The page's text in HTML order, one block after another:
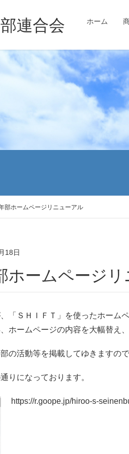
ホーム
部ホームページリニューアル
18日
ホームページ
「ＳＨＩＦＴ」を使ったホーム
ホームページの内容を大幅替え
の活動等を掲載してゆきますの
りになっております。
https://r.goope.jp/hiroo-s-